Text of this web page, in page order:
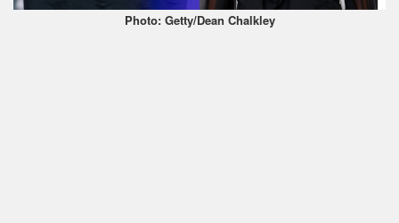
Photo: Getty/Dean Chalkley